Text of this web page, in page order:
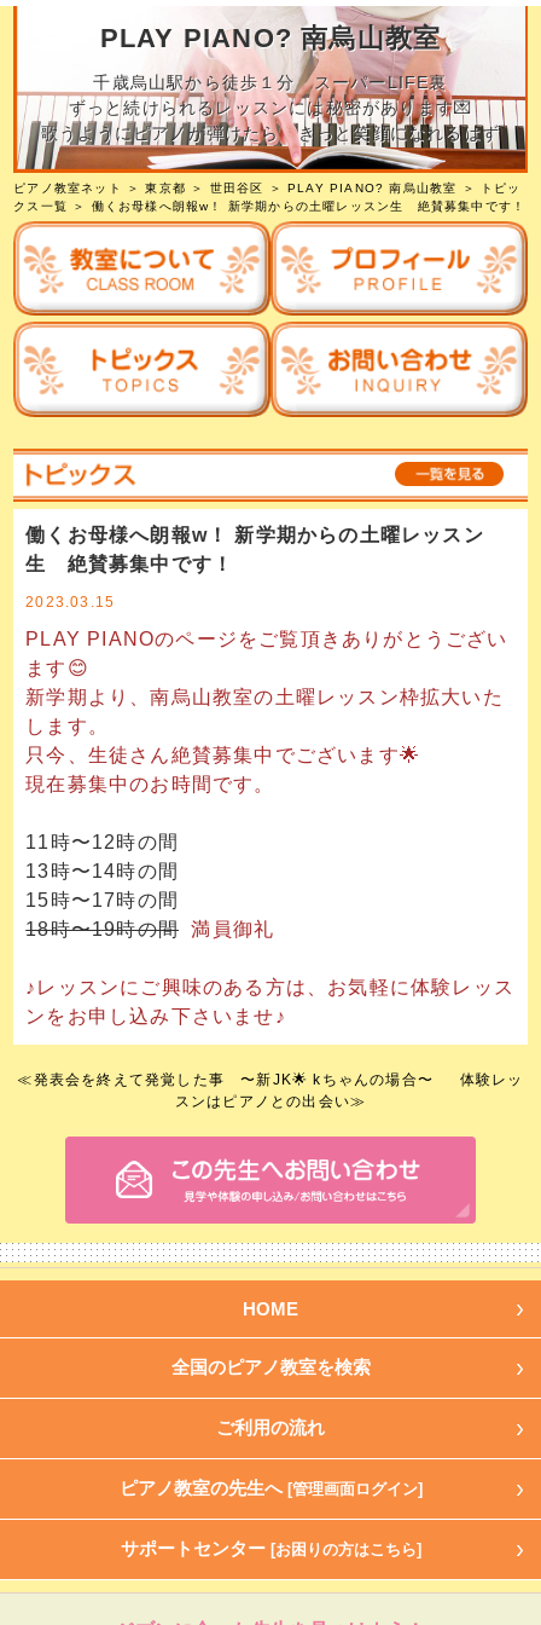
PLAY PIANO? 南烏山教室
千歳烏山駅から徒歩１分 スーパーLIFE裏
ずっと続けられるレッスンには秘密があります💌
歌うようにピアノが弾けたら きっと笑顔になれるはず
ピアノ教室ネット ＞東京都 ＞ 世田谷区 ＞PLAY PIANO? 南烏山教室 ＞
トピッ
クス一覧 ＞ 働くお母様へ朗報w！ 新学期からの土曜レッスン生 絶賛募集中です！
働くお母様へ朗報w！ 新学期からの土曜レッスン
生 絶賛募集中です！
2023.03.15
PLAY PIANOのページをご覧頂きありがとうござい
ます😊
新学期より、南烏山教室の土曜レッスン枠拡大いた
します。
只今、生徒さん絶賛募集中でございます🌟
現在募集中のお時間です。
11時〜12時の間
13時〜14時の間
15時〜17時の間
18時〜19時の間 満員御礼
♪レッスンにご興味のある方は、お気軽に体験レッス
ンをお申し込み下さいませ♪
≪発表会を終えて発覚した事 〜新JK🌟 kちゃんの場合〜
体験レッ
スンはピアノとの出会い≫
HOME
全国のピアノ教室を検索
ご利用の流れ
ピアノ教室の先生へ [管理画面ログイン]
サポートセンター [お困りの方はこちら]